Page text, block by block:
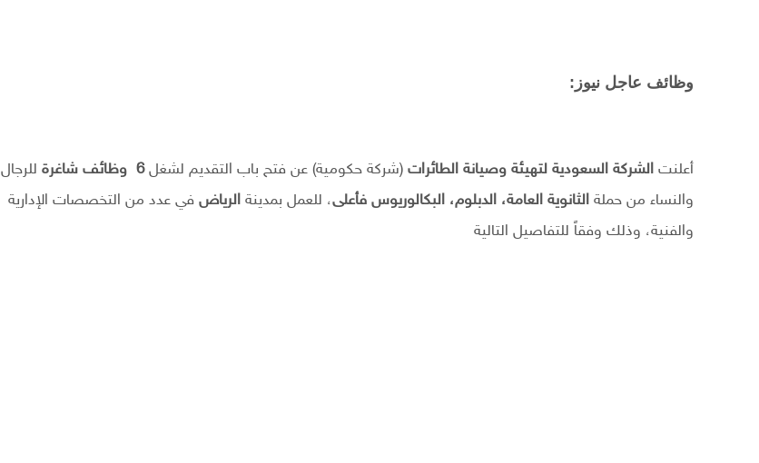
وظائف عاجل نيوز:
أعلنت الشركة السعودية لتهيئة وصيانة الطائرات (شركة حكومية) عن فتح باب التقديم لشغل6 وظائف شاغرة للرجال
والنساء من حملة الثانوية العامة، الدبلوم، البكالوريوس فأعلى، للعمل بمدينة الرياض في عدد من التخصصات الإدارية
والفنية، وذلك وفقاً للتفاصيل التالية